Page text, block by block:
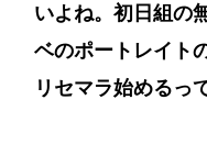
いよね。初日組の
ベのポートレイト
リセマラ始めるっ